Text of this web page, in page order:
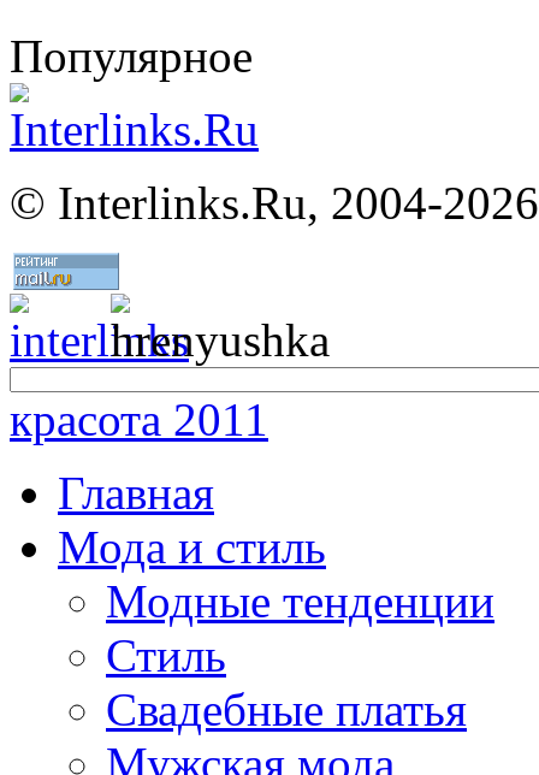
Популярное
© Interlinks.Ru, 2004-2026
красота 2011
Главная
Мода и стиль
Модные тенденции
Стиль
Свадебные платья
Мужская мода